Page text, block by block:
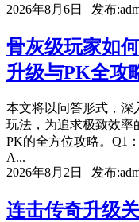
2026年8月6日 | 发布
骨灰级玩家如
升级与PK全攻
本文将以问答形式，深
玩法，为追求极致效率
PK的全方位攻略。Q1
A...
2026年8月2日 | 发布
连击传奇升级